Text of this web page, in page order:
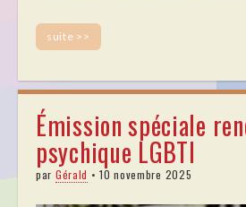
suite >>
Émission spéciale
psychique LGBTI
par Gérald •10 novembre 2025